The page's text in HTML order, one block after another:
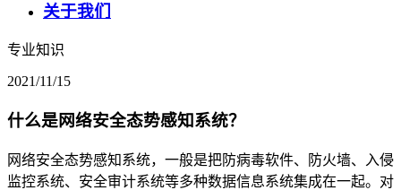
关于我们
专业知识
2021/11/15
什么是网络安全态势感知系统？
网络安全态势感知系统，一般是把防病毒软件、防火墙、入侵
监控系统、安全审计系统等多种数据信息系统集成在一起。对